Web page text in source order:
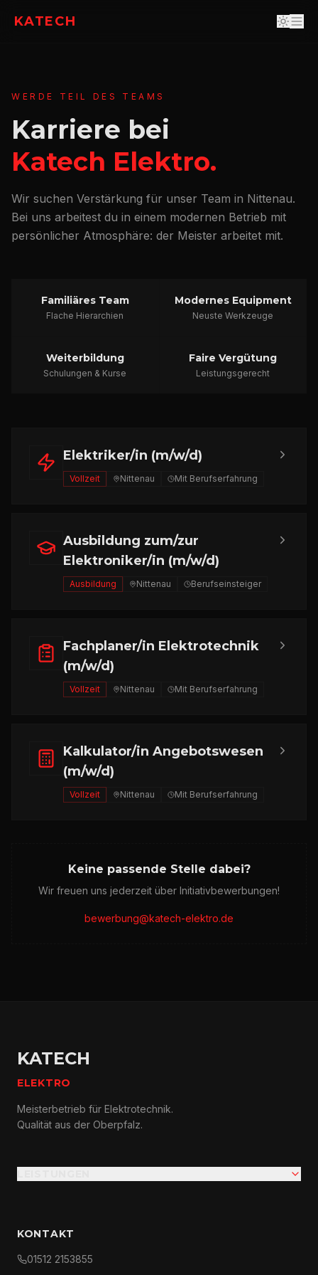
KATECH
WERDE TEIL DES TEAMS
Karriere bei
Katech Elektro.
Wir suchen Verstärkung für unser Team in Nittenau.
Bei uns arbeitest du in einem modernen Betrieb mit
persönlicher Atmosphäre: der Meister arbeitet mit.
Familiäres Team
Flache Hierarchien
Modernes Equipment
Neuste Werkzeuge
Weiterbildung
Schulungen & Kurse
Faire Vergütung
Leistungsgerecht
Elektriker/in (m/w/d)
Vollzeit Nittenau Mit Berufserfahrung
Ausbildung zum/zur
Elektroniker/in (m/w/d)
Ausbildung Nittenau Berufseinsteiger
Fachplaner/in Elektrotechnik
(m/w/d)
Vollzeit Nittenau Mit Berufserfahrung
Kalkulator/in Angebotswesen
(m/w/d)
Vollzeit Nittenau Mit Berufserfahrung
Keine passende Stelle dabei?
Wir freuen uns jederzeit über Initiativbewerbungen!
bewerbung@katech-elektro.de
KATECH
ELEKTRO
Meisterbetrieb für Elektrotechnik.
Qualität aus der Oberpfalz.
KONTAKT
01512 2153855